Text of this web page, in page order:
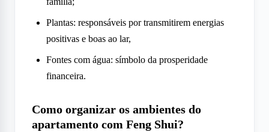
Plantas: responsáveis por transmitirem energias
positivas e boas ao lar,
Fontes com água: símbolo da prosperidade
financeira.
Como organizar os ambientes do
apartamento com Feng Shui?